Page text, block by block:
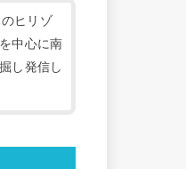
ヒリゾ
中心に南
し発信し